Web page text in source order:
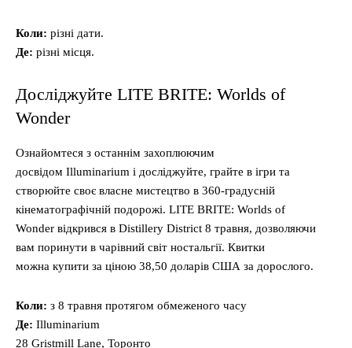
Коли: різні дати.
Де: різні місця.
Досліджуйте LITE BRITE: Worlds of
Wonder
Ознайомтеся з останнім захоплюючим
досвідом Illuminarium і досліджуйте, грайте в ігри та
створюйте своє власне мистецтво в 360-градусній
кінематографічній подорожі. LITE BRITE: Worlds of
Wonder відкрився в Distillery District 8 травня, дозволяючи
вам поринути в чарівний світ ностальгії. Квитки
можна купити за ціною 38,50 доларів США за дорослого.
Коли: з 8 травня протягом обмеженого часу
Де: Illuminarium
28 Gristmill Lane, Торонто